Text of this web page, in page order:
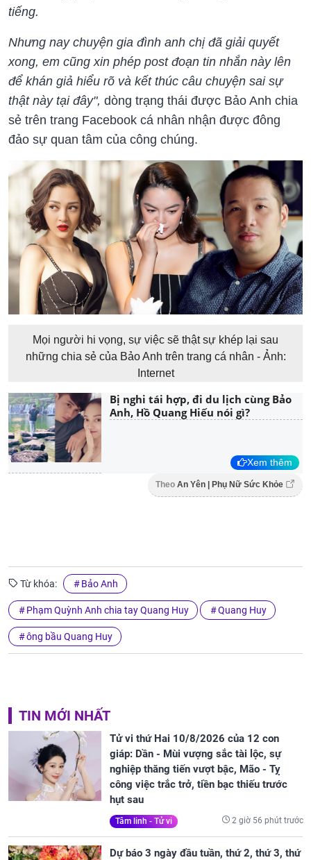
tiếng.
Nhưng nay chuyện gia đình anh chị đã giải quyết
xong, em cũng xin phép post đoạn tin nhắn này lên
để khán giả hiểu rõ và kết thúc câu chuyện sai sự
thật này tại đây", dòng trạng thái được Bảo Anh chia
sẻ trên trang Facebook cá nhân nhận được đông
đảo sự quan tâm của công chúng.
Mọi người hi vọng, sự việc sẽ thật sự khép lại sau
những chia sẻ của Bảo Anh trên trang cá nhân - Ảnh:
Internet
Bị nghi tái hợp, đi du lịch cùng Bảo
Anh, Hồ Quang Hiếu nói gì?
Xem thêm
Theo An Yên | Phụ Nữ Sức Khỏe
Từ khóa: Bảo Anh
Phạm Quỳnh Anh chia tay Quang Huy Quang Huy
ông bầu Quang Huy
TIN MỚI NHẤT
Tử vi thứ Hai 10/8/2026 của 12 con
giáp: Dần - Mùi vượng sắc tài lộc, sự
nghiệp thăng tiến vượt bậc, Mão - Tỵ
công việc trắc trở, tiền bạc thiếu trước
hụt sau
Tâm linh - Tử vi 2 giờ 56 phút trước
Dự báo 3 ngày đầu tuần, thứ 2, thứ 3, thứ